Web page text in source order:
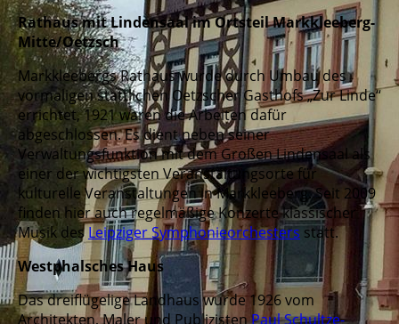
Rathaus mit Lindensaal im Ortsteil Markkleeberg-
Mitte/Oetzsch
Markkleebergs Rathaus wurde durch Umbau des
vormaligen stattlichen Oetzscher Gasthofs „Zur Linde“
errichtet, 1921 waren die Arbeiten dafür
abgeschlossen. Es dient neben seiner
Verwaltungsfunktion mit dem Großen Lindensaal als
einer der wichtigsten Veranstaltungsorte für
kulturelle Veranstaltungen in Markkleeberg. Seit 2009
finden hier auch regelmäßige Konzerte klassischer
Musik desLeipziger Symphonieorchesters statt.
Westphalsches Haus
Das dreiflügelige Landhaus wurde 1926 vom
Architekten, Maler und PublizistenPaul Schultze-